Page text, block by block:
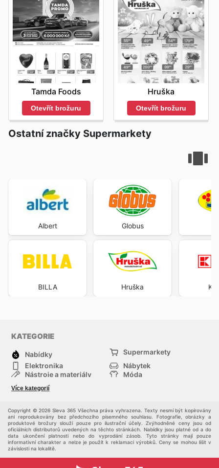
Tamda Foods
Otevřít brožuru
Hruška
Otevřít brožuru
Ostatní značky Supermarkety
Albert
BILLA
Globus
Hruška
KATEGORIE
Nabídky
Supermarkety
Elektronika
Nábytek
Nástroje a materiály
Móda
Děti
Více kategorií
Copyright © 2026 Sleva 365 Všechna práva vyhrazena. Texty nesmí být kopírovány
ani reprodukovány bez předchozího písemného souhlasu. Fotografie, obrázky a
produktové brožury slouží pouze pro ilustrační účely. Zvýhodněné ceny jsou od
oficiálních distributorů uvedených na těchto stránkách. Nabídky jsou platné od a do
data ukončení platnosti nebo do vyprodání zásob. Tyto stránky mají pouze
informativní charakter a nelze je použít k reklamaci výrobků. Ceny se mohou lišit v
závislosti na lokalitě.